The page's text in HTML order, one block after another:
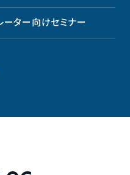
ーター向けセミナー